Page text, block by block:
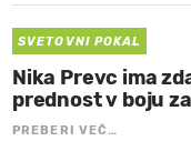
SVETOVNI POKAL
Nika Prevc ima
prednost v boju
PREBERI VEČ…